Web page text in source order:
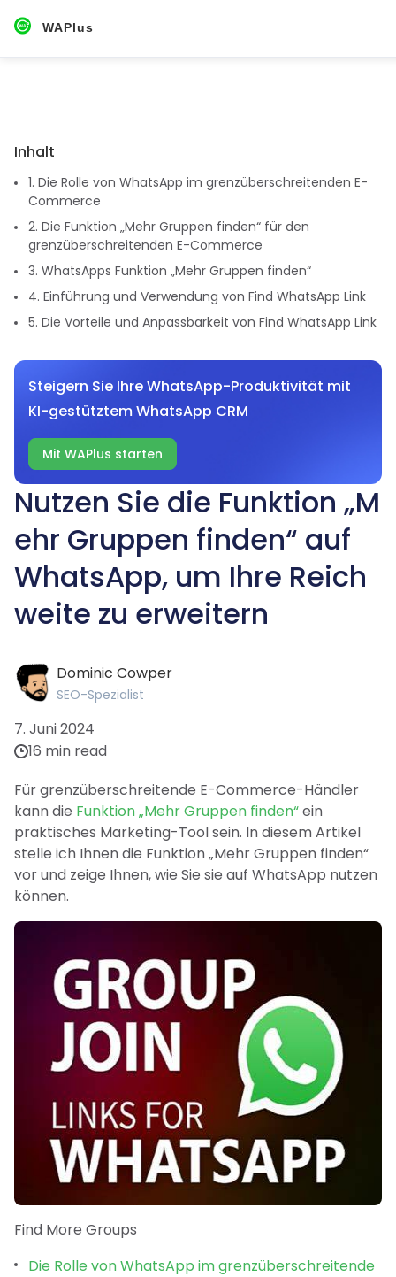
WAPlus
Nutzen Sie die Funktion „M
ehr Gruppen finden“ auf
WhatsApp, um Ihre Reich
weite zu erweitern
Dominic Cowper
SEO-Spezialist
7. Juni 2024
16 min read
Für grenzüberschreitende E-Commerce-Händler
kann die Funktion „Mehr Gruppen finden“ein
praktisches Marketing-Tool sein. In diesem Artikel
stelle ich Ihnen die Funktion „Mehr Gruppen finden“
vor und zeige Ihnen, wie Sie sie auf WhatsApp nutzen
können.
Find More Groups
Die Rolle von WhatsApp im grenzüberschreitende
Inhalt
1. Die Rolle von WhatsApp im grenzüberschreitenden E-
Commerce
2. Die Funktion „Mehr Gruppen finden“ für den
grenzüberschreitenden E-Commerce
3. WhatsApps Funktion „Mehr Gruppen finden“
4. Einführung und Verwendung von Find WhatsApp Link
5. Die Vorteile und Anpassbarkeit von Find WhatsApp Link
Steigern Sie Ihre WhatsApp-Produktivität mit
KI-gestütztem WhatsApp CRM
Mit WAPlus starten